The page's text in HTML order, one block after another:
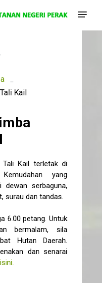
Kail
Kail terletak di
yang
dewan serbaguna,
surau dan tandas.
6.00 petang. Untuk
bermalam, sila
Hutan Daerah.
dan senarai